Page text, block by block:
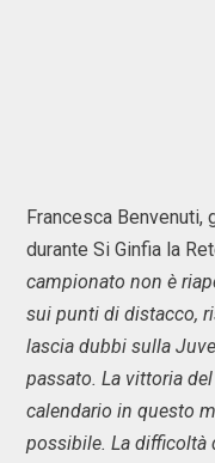
Francesca Benvenuti,
durante Si Ginfia la
campionato non è
sui punti di distacco,
lascia dubbi sulla
passato. La vittoria
calendario in questo
possibile. La difficoltà